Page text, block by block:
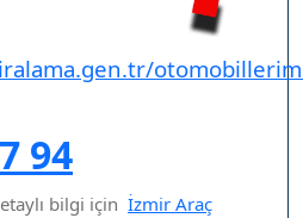
94
bilgi için İzmir Araç